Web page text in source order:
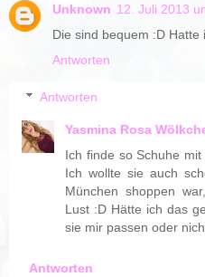
Unknown 12. Juli 2013
Die sind bequem :D Hatte
Antworten
Antworten
Yasmina Rosa
Ich finde so Schuhe
Ich wollte sie auch
München shoppen
Lust :D Hätte ich das
sie mir passen oder
Antworten